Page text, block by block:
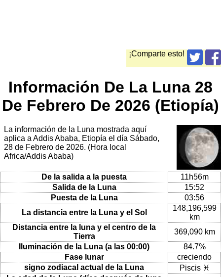
¡Comparte esto!
Información De La Luna 28
De Febrero De 2026 (Etiopía)
La información de la Luna mostrada aquí
aplica a Addis Ababa, Etiopía el día Sábado,
28 de Febrero de 2026. (Hora local
Africa/Addis Ababa)
De la salida a la puesta
11h56m
Salida de la Luna
15:52
Puesta de la Luna
03:56
La distancia entre la Luna y el Sol
148,196,599
km
Distancia entre la luna y el centro de la
Tierra
369,090 km
Iluminación de la Luna (a las 00:00)
84.7%
Fase lunar
creciendo
signo zodiacal actual de la Luna
Piscis ♓